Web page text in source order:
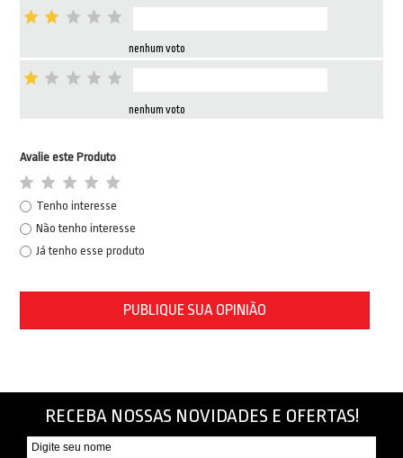
nenhum voto
nenhum voto
Avalie este Produto
Tenho interesse
Não tenho interesse
Já tenho esse produto
PUBLIQUE SUA OPINIÃO
RECEBA NOSSAS NOVIDADES E OFERTAS!